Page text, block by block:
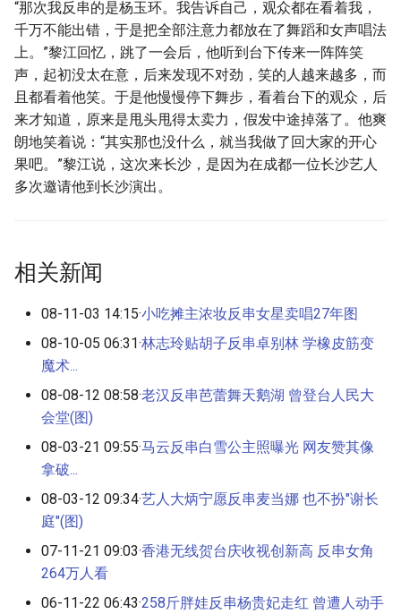
“那次我反串的是杨玉环。我告诉自己，观众都在看着我，
千万不能出错，于是把全部注意力都放在了舞蹈和女声唱法
上。”黎江回忆，跳了一会后，他听到台下传来一阵阵笑
声，起初没太在意，后来发现不对劲，笑的人越来越多，而
且都看着他笑。于是他慢慢停下舞步，看着台下的观众，后
来才知道，原来是甩头甩得太卖力，假发中途掉落了。他爽
朗地笑着说：“其实那也没什么，就当我做了回大家的开心
果吧。”黎江说，这次来长沙，是因为在成都一位长沙艺人
多次邀请他到长沙演出。
相关新闻
08-11-03 14:15·小吃摊主浓妆反串女星卖唱27年图
08-10-05 06:31·林志玲贴胡子反串卓别林 学橡皮筋变
魔术...
08-08-12 08:58·老汉反串芭蕾舞天鹅湖 曾登台人民大
会堂(图)
08-03-21 09:55·马云反串白雪公主照曝光 网友赞其像
拿破...
08-03-12 09:34·艺人大炳宁愿反串麦当娜 也不扮"谢长
庭"(图)
07-11-21 09:03·香港无线贺台庆收视创新高 反串女角
264万人看
06-11-22 06:43·258斤胖娃反串杨贵妃走红 曾遭人动手